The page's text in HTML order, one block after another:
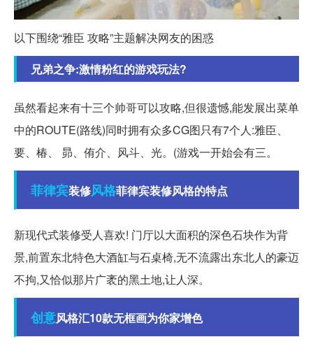
以下围绕“雅臣 攻略”主题解决网友的困惑
兄弟之争:激情粉红的游戏玩法?
虽然看起来有十三个帅哥可以攻略,但很遗憾,能发展出菜单
中的ROUTE(路线)同时拥有众多CG图只有7个人:雅臣、
要、椿、 昴、侑介、风斗、光。(游戏一开始会有三。
菲律宾装修风格菲律宾装修风格的特点
新现代式装修受人喜欢! 门厅以大面积的深色石块作为背
景,前置东北特色大酒缸与石桌椅,无不流露出东北人的豪迈
不拘,又恰似那片广袤的黑土地,让人深。
创意风格汇10款无框画为你家增色